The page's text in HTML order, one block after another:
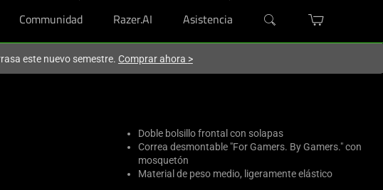
Communidad Razer.AI Asistencia
este nuevo semestre. Comprar ahora >
Doble bolsillo frontal con solapas
Correa desmontable "For Gamers. By Gamers." con
mosquetón
Material de peso medio, ligeramente elástico